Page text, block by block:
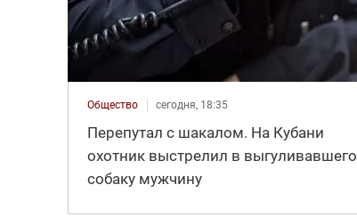
Общество сегодня, 18:35
Перепутал с шакалом. На Кубани
охотник выстрелил в выгуливавшего
собаку мужчину